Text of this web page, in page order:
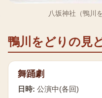
八坂神社（鴨川
鴨川をどり の見
舞踊劇
日時: 公演中(各回)